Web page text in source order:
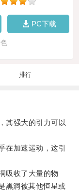
PC下载
排行
强大的引力可以
加速运动，这引
收了大量的物
黑洞被其他恒星或